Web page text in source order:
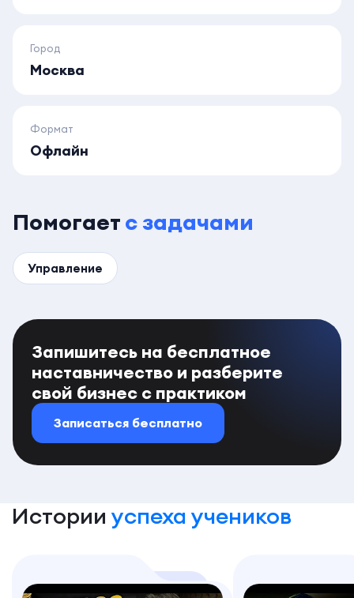
Город
Москва
Формат
Офлайн
Помогаетс задачами
Управление
Запишитесь на бесплатное
наставничество и разберите
свой бизнес с практиком
Записаться бесплатно
Истории успеха учеников